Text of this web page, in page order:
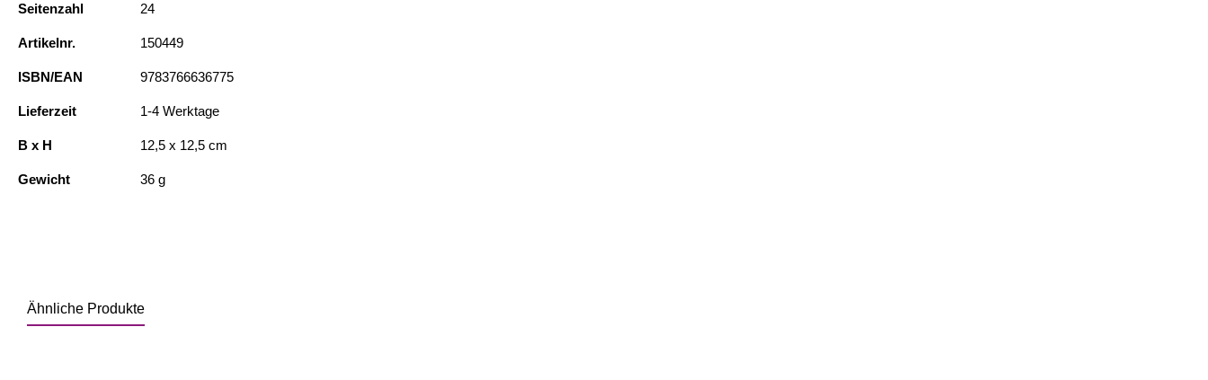
Seitenzahl 24
Artikelnr. 150449
ISBN/EAN 9783766636775
Lieferzeit 1-4 Werktage
B x H 12,5 x 12,5 cm
Gewicht 36 g
Ähnliche Produkte